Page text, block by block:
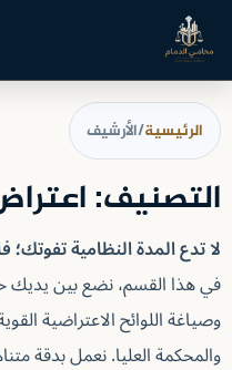
تخطى
إلى
المحتوى
الرئيسية/الأرشيف
التصنيف:
لا تدع المدة النظامية تفوتك؛
في هذا القسم، نضع بين يديك
وصياغة اللوائح الاعتراضية
والمحكمة العليا. نعمل بدقة